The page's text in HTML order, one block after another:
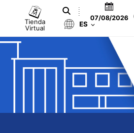
Tienda
Virtual
07/08/2026
ES